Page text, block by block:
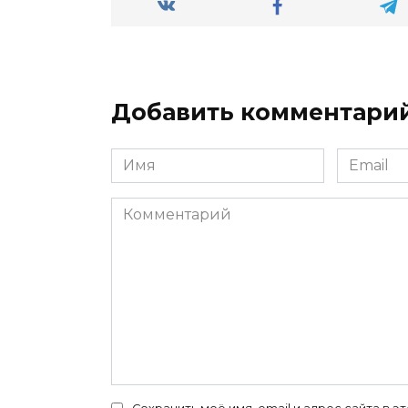
Добавить
Имя
*
Email
*
Комментарий